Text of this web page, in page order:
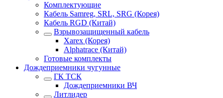
Комплектующие
Кабель Samreg, SRL, SRG (Корея)
Кабель RGD (Китай)
Взрывозащищенный кабель
Xarex (Корея)
Alphatrace (Китай)
Готовые комплекты
Дождеприемники чугунные
ГК ТСК
Дождеприемники ВЧ
Литлидер